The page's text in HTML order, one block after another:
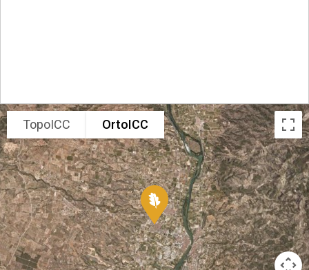
TopoICC OrtoICC